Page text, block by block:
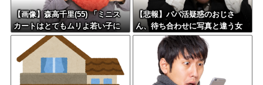
【画像】森高千里(55) 「ミニス
カートはとてもムリよ若い子に
は負けるわ」←ワイらにはブッ
刺さりまくってしまうw w w w
w w
【悲報】パパ活疑惑のおじさ
ん、待ち合わせに写真と違う女
が来たので逃げようとするも眼
鏡を奪われ可哀想なことになっ
ているところを激写されてしま